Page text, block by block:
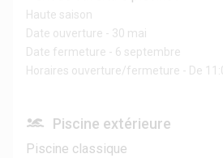
Haute saison
Date ouverture - 30 mai
Date fermeture - 6 septembre
Horaires ouverture/fermeture - De
Piscine extérieure
Piscine classique